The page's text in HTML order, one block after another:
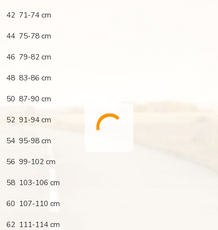
42 71-74 cm
44 75-78 cm
46 79-82 cm
48 83-86 cm
50 87-90 cm
52 91-94 cm
54 95-98 cm
56 99-102 cm
58 103-106 cm
60 107-110 cm
62 111-114 cm